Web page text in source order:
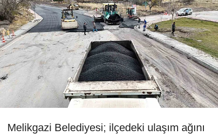
Melikgazi Belediyesi; ilçedeki ulaşım ağını